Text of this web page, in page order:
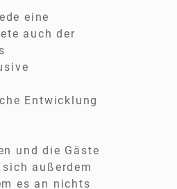
eine
auch der
Entwicklung
und die Gäste
außerdem
es an nichts